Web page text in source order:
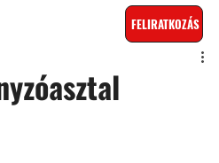
FELIRATKOZÁS